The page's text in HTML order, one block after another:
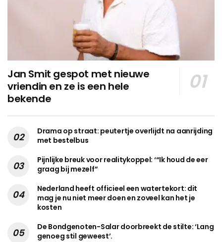
Jan Smit gespot met nieuwe
vriendin en ze is een hele
bekende
Drama op straat: peutertje overlijdt na aanrijding
met bestelbus
Pijnlijke breuk voor realitykoppel: ‘“Ik houd de eer
graag bij mezelf”
Nederland heeft officieel een watertekort: dit
mag je nu niet meer doen en zoveel kan het je
kosten
De Bondgenoten-Salar doorbreekt de stilte: ‘Lang
genoeg stil geweest’.